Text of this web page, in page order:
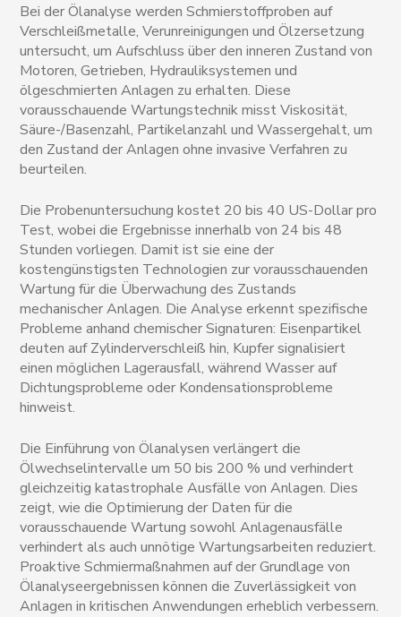
Bei der Ölanalyse werden Schmierstoffproben auf
Verschleißmetalle, Verunreinigungen und Ölzersetzung
untersucht, um Aufschluss über den inneren Zustand von
Motoren, Getrieben, Hydrauliksystemen und
ölgeschmierten Anlagen zu erhalten. Diese
vorausschauende Wartungstechnik misst Viskosität,
Säure-/Basenzahl, Partikelanzahl und Wassergehalt, um
den Zustand der Anlagen ohne invasive Verfahren zu
beurteilen.
Die Probenuntersuchung kostet 20 bis 40 US-Dollar pro
Test, wobei die Ergebnisse innerhalb von 24 bis 48
Stunden vorliegen. Damit ist sie eine der
kostengünstigsten Technologien zur vorausschauenden
Wartung für die Überwachung des Zustands
mechanischer Anlagen. Die Analyse erkennt spezifische
Probleme anhand chemischer Signaturen: Eisenpartikel
deuten auf Zylinderverschleiß hin, Kupfer signalisiert
einen möglichen Lagerausfall, während Wasser auf
Dichtungsprobleme oder Kondensationsprobleme
hinweist.
Die Einführung von Ölanalysen verlängert die
Ölwechselintervalle um 50 bis 200 % und verhindert
gleichzeitig katastrophale Ausfälle von Anlagen. Dies
zeigt, wie die Optimierung der Daten für die
vorausschauende Wartung sowohl Anlagenausfälle
verhindert als auch unnötige Wartungsarbeiten reduziert.
Proaktive Schmiermaßnahmen auf der Grundlage von
Ölanalyseergebnissen können die Zuverlässigkeit von
Anlagen in kritischen Anwendungen erheblich verbessern.